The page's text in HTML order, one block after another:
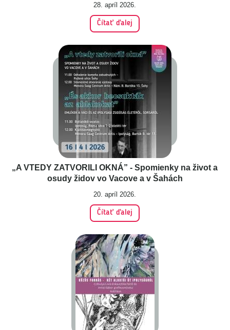
28. apríl 2026.
Čítať ďalej
„A VTEDY ZATVORILI OKNÁ” - Spomienky na život a
osudy židov vo Vacove a v Šahách
20. apríl 2026.
Čítať ďalej